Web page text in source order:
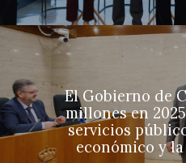
El Gobierno de
millones en
servicios
económico y